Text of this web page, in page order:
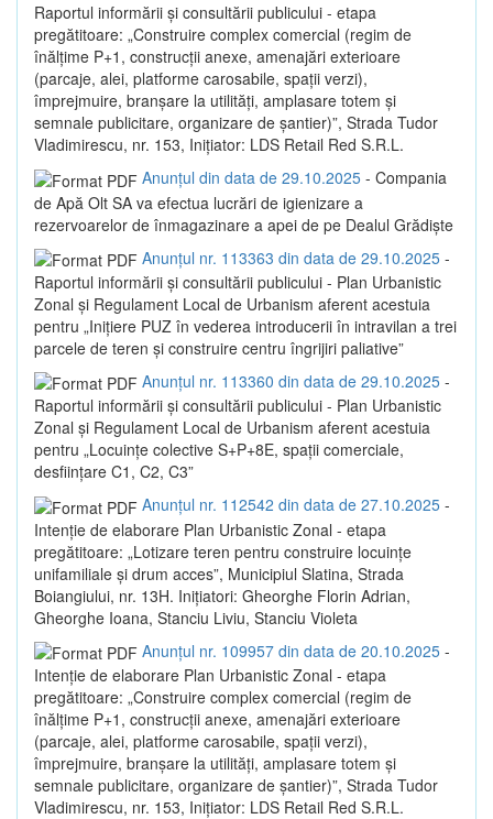
Raportul informării și consultării publicului - etapa
pregătitoare: „Construire complex comercial (regim de
înălțime P+1, construcții anexe, amenajări exterioare
(parcaje, alei, platforme carosabile, spații verzi),
împrejmuire, branșare la utilități, amplasare totem și
semnale publicitare, organizare de șantier)”, Strada Tudor
Vladimirescu, nr. 153, Inițiator: LDS Retail Red S.R.L.
Anunțul din data de 29.10.2025 - Compania
de Apă Olt SA va efectua lucrări de igienizare a
rezervoarelor de înmagazinare a apei de pe Dealul Grădiște
Anunțul nr. 113363 din data de 29.10.2025 -
Raportul informării și consultării publicului - Plan Urbanistic
Zonal și Regulament Local de Urbanism aferent acestuia
pentru „Inițiere PUZ în vederea introducerii în intravilan a trei
parcele de teren și construire centru îngrijiri paliative”
Anunțul nr. 113360 din data de 29.10.2025 -
Raportul informării și consultării publicului - Plan Urbanistic
Zonal și Regulament Local de Urbanism aferent acestuia
pentru „Locuințe colective S+P+8E, spații comerciale,
desființare C1, C2, C3”
Anunțul nr. 112542 din data de 27.10.2025 -
Intenție de elaborare Plan Urbanistic Zonal - etapa
pregătitoare: „Lotizare teren pentru construire locuințe
unifamiliale și drum acces”, Municipiul Slatina, Strada
Boiangiului, nr. 13H. Inițiatori: Gheorghe Florin Adrian,
Gheorghe Ioana, Stanciu Liviu, Stanciu Violeta
Anunțul nr. 109957 din data de 20.10.2025 -
Intenție de elaborare Plan Urbanistic Zonal - etapa
pregătitoare: „Construire complex comercial (regim de
înălțime P+1, construcții anexe, amenajări exterioare
(parcaje, alei, platforme carosabile, spații verzi),
împrejmuire, branșare la utilități, amplasare totem și
semnale publicitare, organizare de șantier)”, Strada Tudor
Vladimirescu, nr. 153, Inițiator: LDS Retail Red S.R.L.